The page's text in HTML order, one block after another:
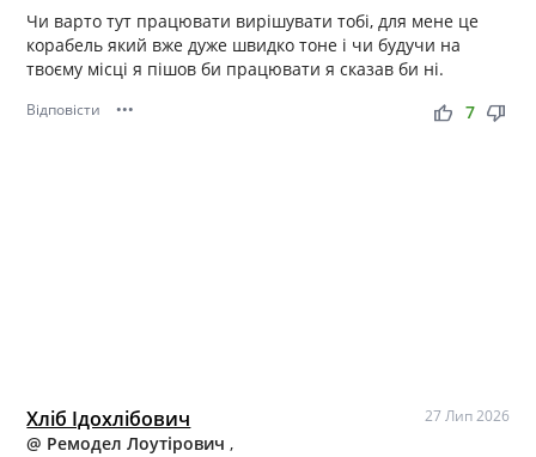
Чи варто тут працювати вирішувати тобі, для мене це
корабель який вже дуже швидко тоне і чи будучи на
твоєму місці я пішов би працювати я сказав би ні.
Відповісти ••• thumb_up thumb_down
7
Хліб Ідохлібович 27 Лип 2026
@ Ремодел Лоутірович,